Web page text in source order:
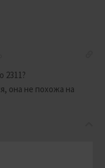
2311?
она не похожа на